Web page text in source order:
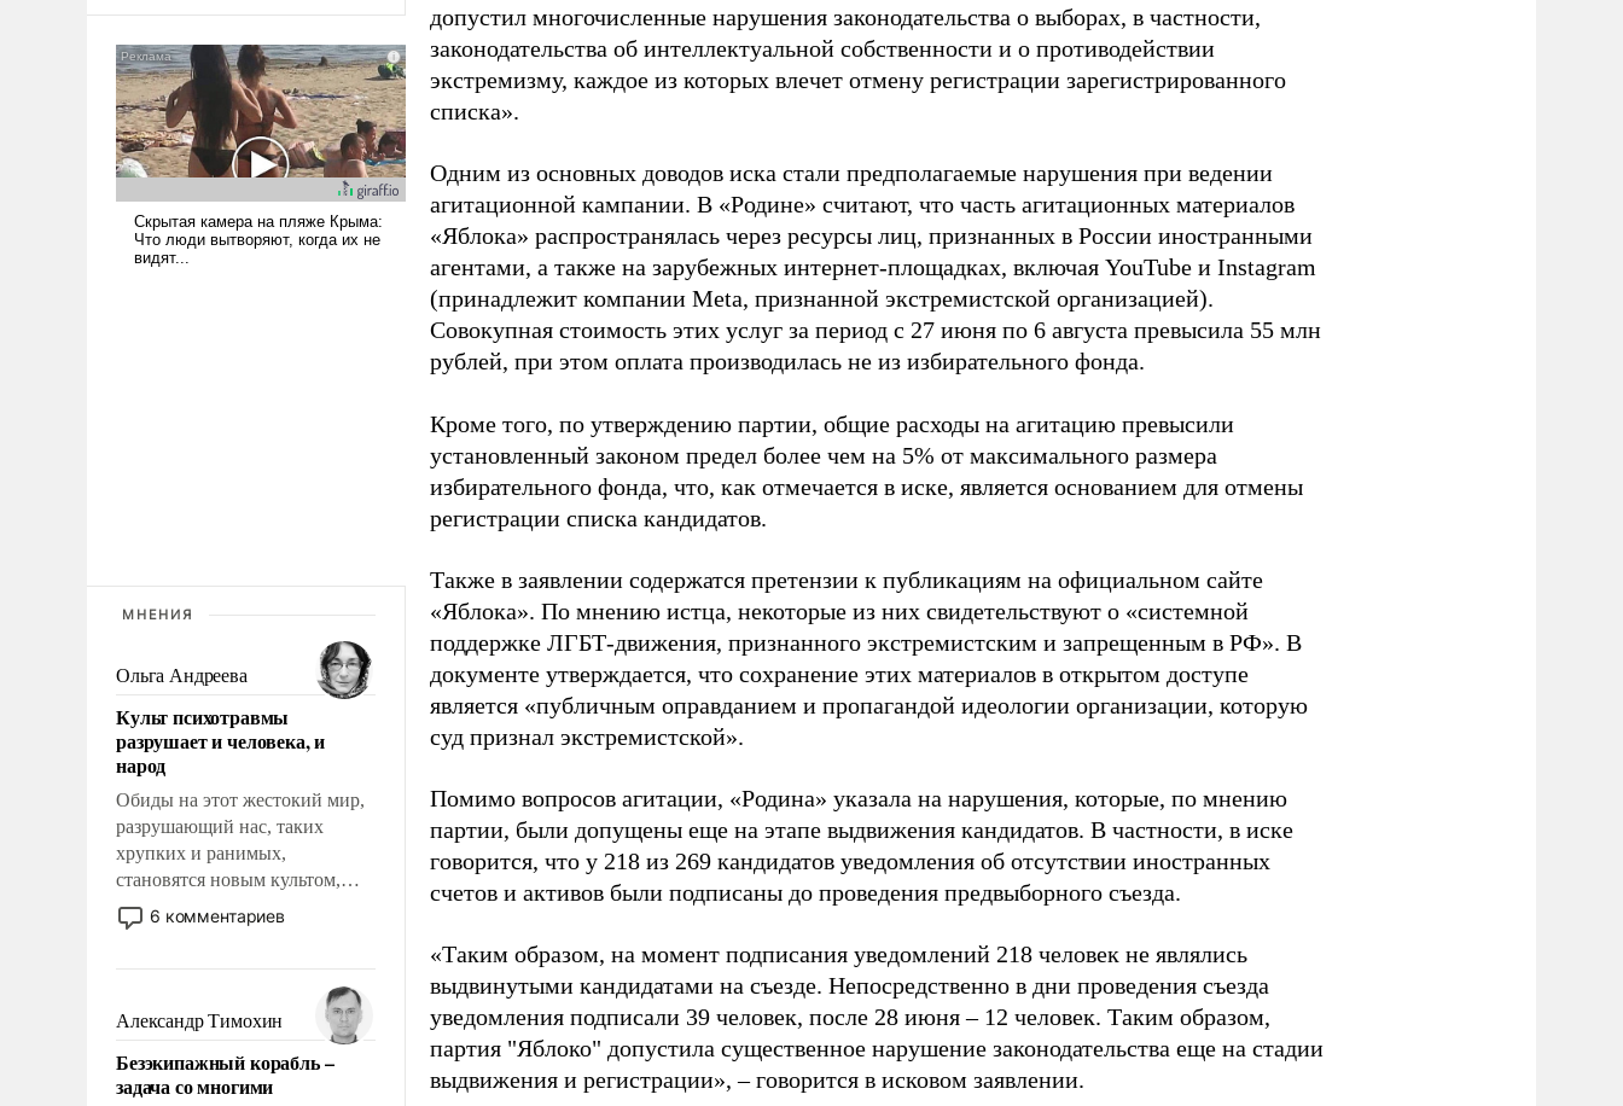
МНЕНИЯ
Ольга Андреева
Культ психотравмы
разрушает и человека, и
народ
Обиды на этот жестокий мир,
разрушающий нас, таких
хрупких и ранимых,
становятся новым культом,
постепенно вытесняя и
отменяя традиционное
мужественным и твердым под
ударами судьбы, брать на себя
ответственность, помогать
слабым, идти вперед и
адаптироваться.
6 комментариев
Александр Тимохин
Безэкипажный корабль –
задача со многими
допустил многочисленные нарушения законодательства о выборах, в частности,
законодательства об интеллектуальной собственности и о противодействии
экстремизму, каждое из которых влечет отмену регистрации зарегистрированного
списка».
Одним из основных доводов иска стали предполагаемые нарушения при ведении
агитационной кампании. В «Родине» считают, что часть агитационных материалов
«Яблока» распространялась через ресурсы лиц, признанных в России иностранными
агентами, а также на зарубежных интернет-площадках, включая YouTube и Instagram
(принадлежит компании Meta, признанной экстремистской организацией).
Совокупная стоимость этих услуг за период с 27 июня по 6 августа превысила 55 млн
рублей, при этом оплата производилась не из избирательного фонда.
Кроме того, по утверждению партии, общие расходы на агитацию превысили
установленный законом предел более чем на 5% от максимального размера
избирательного фонда, что, как отмечается в иске, является основанием для отмены
регистрации списка кандидатов.
Также в заявлении содержатся претензии к публикациям на официальном сайте
«Яблока». По мнению истца, некоторые из них свидетельствуют о «системной
поддержке ЛГБТ-движения, признанного экстремистским и запрещенным в РФ». В
документе утверждается, что сохранение этих материалов в открытом доступе
является «публичным оправданием и пропагандой идеологии организации, которую
суд признал экстремистской».
Помимо вопросов агитации, «Родина» указала на нарушения, которые, по мнению
партии, были допущены еще на этапе выдвижения кандидатов. В частности, в иске
говорится, что у 218 из 269 кандидатов уведомления об отсутствии иностранных
счетов и активов были подписаны до проведения предвыборного съезда.
«Таким образом, на момент подписания уведомлений 218 человек не являлись
выдвинутыми кандидатами на съезде. Непосредственно в дни проведения съезда
уведомления подписали 39 человек, после 28 июня – 12 человек. Таким образом,
партия "Яблоко" допустила существенное нарушение законодательства еще на стадии
выдвижения и регистрации», – говорится в исковом заявлении.